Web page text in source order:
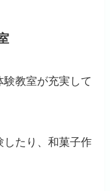
教室が充実して
したり、和菓子作